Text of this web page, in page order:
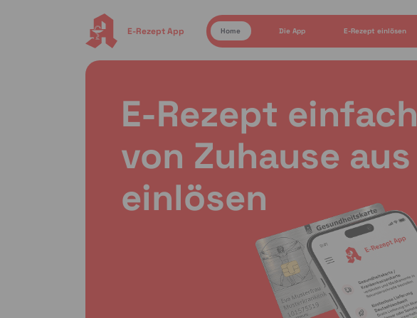
E-Rezept App Home Die App E-Rezept einlösen
E-Rezept einfach
von Zuhause aus
einlösen